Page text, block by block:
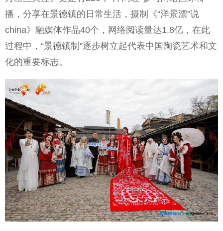
播，分享在景德镇的日常生活，摄制《“洋景漂”说
china》融媒体作品40个，网络阅读量达1.8亿，在此
过程中，“景德镇制”逐步树立起代表中国陶瓷艺术和文
化的重要标志。